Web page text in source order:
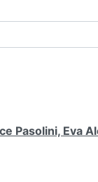
Pasolini, Eva